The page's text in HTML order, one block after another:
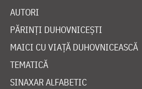
AUTORI
PĂRINȚI DUHOVNICEȘTI
MAICI CU VIAȚĂ DUHOVNICEASCĂ
TEMATICĂ
SINAXAR ALFABETIC